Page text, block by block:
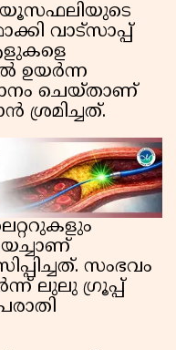
യൂസഫലിയുടെ
വാട്സാപ്പ്
ഉയർന്ന
ചെയ്താണ്
ശ്രമിച്ചത്.
സംഭവം
ലുലു ഗ്രൂപ്പ്